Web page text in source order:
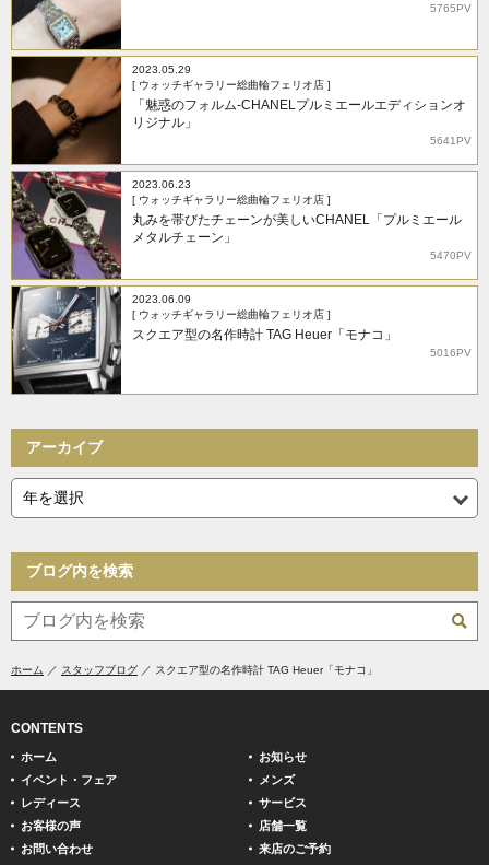
5765PV
2023.05.29
[ ウォッチギャラリー総曲輪フェリオ店 ]
「魅惑のフォルム-CHANELプルミエールエディションオ
リジナル」
5641PV
2023.06.23
[ ウォッチギャラリー総曲輪フェリオ店 ]
丸みを帯びたチェーンが美しいCHANEL「プルミエール
メタルチェーン」
5470PV
2023.06.09
[ ウォッチギャラリー総曲輪フェリオ店 ]
スクエア型の名作時計 TAG Heuer「モナコ」
5016PV
アーカイブ
ブログ内を検索
ホーム スタッフブログ スクエア型の名作時計 TAG Heuer「モナコ」
CONTENTS
ホーム
お知らせ
イベント・フェア
メンズ
レディース
サービス
お客様の声
店舗一覧
お問い合わせ
来店のご予約